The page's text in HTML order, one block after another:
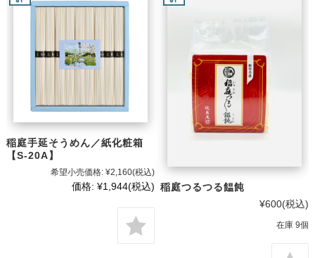
稲庭手延そうめん／紙化粧箱
【S-20A】
希望小売価格: ¥2,160(税込)
価格: ¥1,944(税込) 稲庭つるつる饂飩
¥600(税込)
在庫 9個